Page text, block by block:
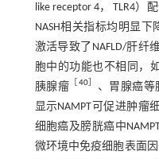
like receptor 4， TLR4）
NASH相关指标均明显下
激活导致了NAFLD/肝纤
胞中的功能也不相同，
胰腺瘤
［40］ 、胃腺癌等
显示NAMPT可促进肿瘤
细胞癌及膀胱癌中
微环境中免疫细胞表面